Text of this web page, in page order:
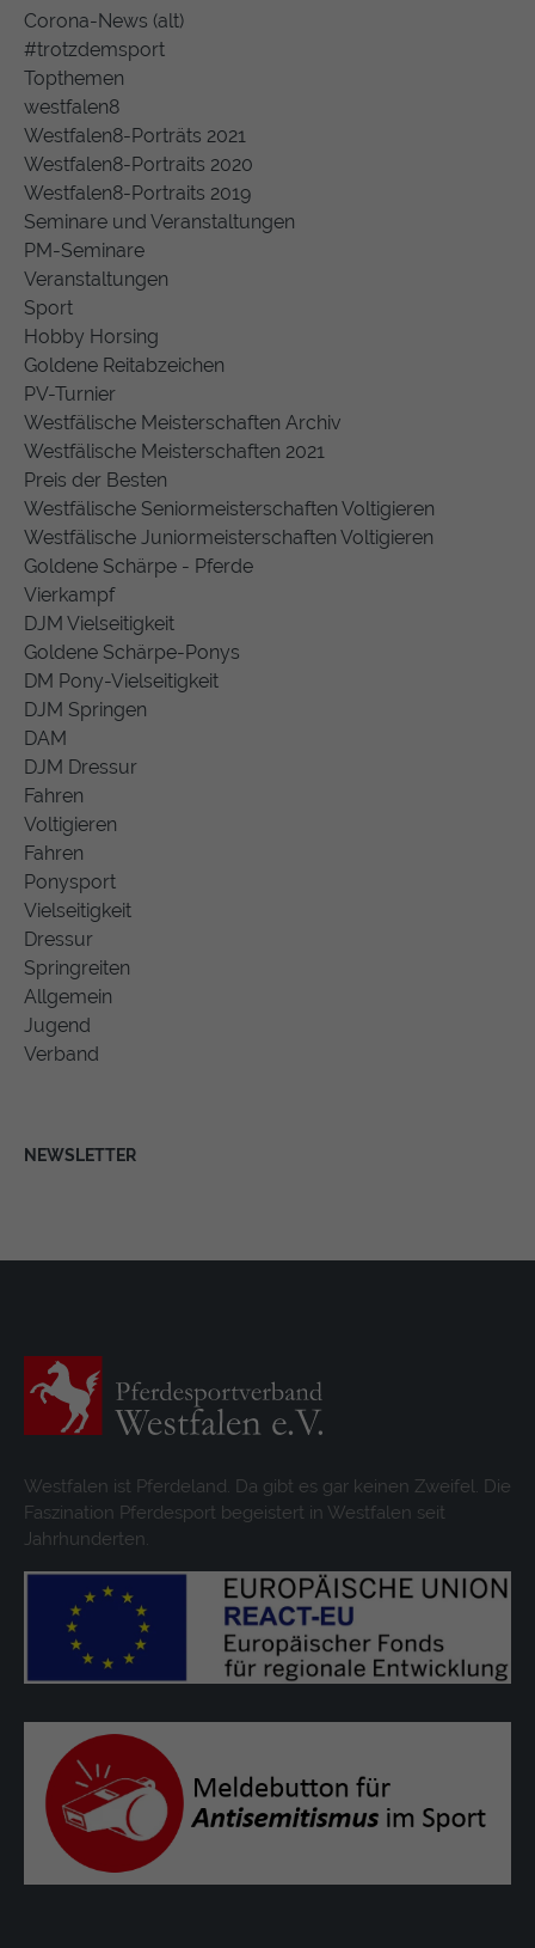
Corona-News (alt)
#trotzdemsport
Topthemen
westfalen8
Westfalen8-Porträts 2021
Westfalen8-Portraits 2020
Westfalen8-Portraits 2019
Seminare und Veranstaltungen
PM-Seminare
Veranstaltungen
Sport
Hobby Horsing
Goldene Reitabzeichen
PV-Turnier
Westfälische Meisterschaften Archiv
Westfälische Meisterschaften 2021
Preis der Besten
Westfälische Seniormeisterschaften Voltigieren
Westfälische Juniormeisterschaften Voltigieren
Goldene Schärpe - Pferde
Vierkampf
DJM Vielseitigkeit
Goldene Schärpe-Ponys
DM Pony-Vielseitigkeit
DJM Springen
DAM
DJM Dressur
Fahren
Voltigieren
Fahren
Ponysport
Vielseitigkeit
Dressur
Springreiten
Allgemein
Jugend
Verband
NEWSLETTER
Westfalen ist Pferdeland. Da gibt es gar keinen Zweifel. Die
Faszination Pferdesport begeistert in Westfalen seit
Jahrhunderten.